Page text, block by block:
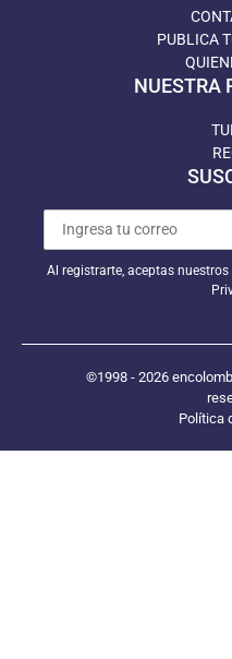
PUBLICA
NUESTRA
Al registrarte, aceptas
©1998 - 2026
Política